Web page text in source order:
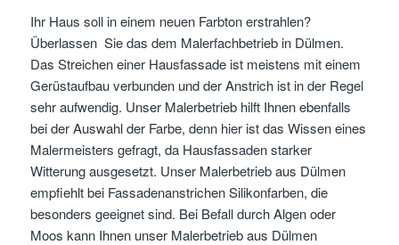
Ihr Haus soll in einem neuen Farbton erstrahlen?
Überlassen Sie das dem Malerfachbetrieb in Dülmen.
Das Streichen einer Hausfassade ist meistens mit einem
Gerüstaufbau verbunden und der Anstrich ist in der Regel
sehr aufwendig. Unser Malerbetrieb hilft Ihnen ebenfalls
bei der Auswahl der Farbe, denn hier ist das Wissen eines
Malermeisters gefragt, da Hausfassaden starker
Witterung ausgesetzt. Unser Malerbetrieb aus Dülmen
empfiehlt bei Fassadenanstrichen Silikonfarben, die
besonders geeignet sind. Bei Befall durch Algen oder
Moos kann Ihnen unser Malerbetrieb aus Dülmen